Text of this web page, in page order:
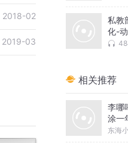
2018-02
2019-03
私教
化-
相关推荐
李哪
涂一
级
东海